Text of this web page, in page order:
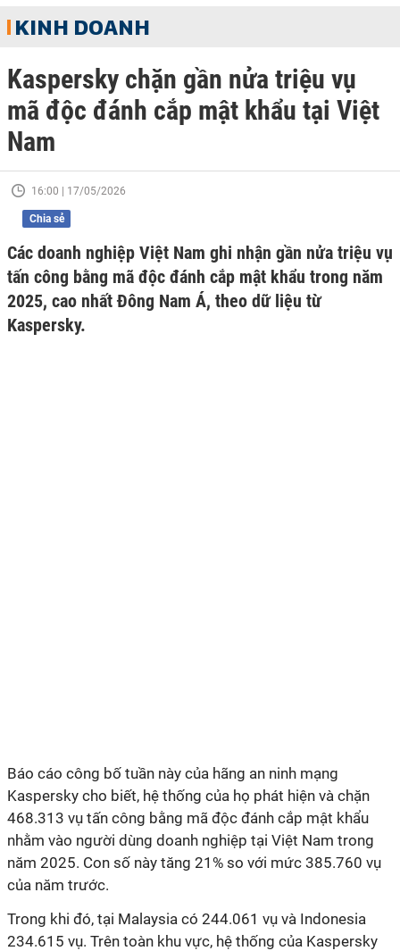
KINH DOANH
Kaspersky chặn gần nửa triệu vụ
mã độc đánh cắp mật khẩu tại Việt
Nam
16:00 | 17/05/2026
Chia sẻ
Các doanh nghiệp Việt Nam ghi nhận gần nửa triệu vụ
tấn công bằng mã độc đánh cắp mật khẩu trong năm
2025, cao nhất Đông Nam Á, theo dữ liệu từ
Kaspersky.
Báo cáo công bố tuần này của hãng an ninh mạng
Kaspersky cho biết, hệ thống của họ phát hiện và chặn
468.313 vụ tấn công bằng mã độc đánh cắp mật khẩu
nhằm vào người dùng doanh nghiệp tại Việt Nam trong
năm 2025. Con số này tăng 21% so với mức 385.760 vụ
của năm trước.
Trong khi đó, tại Malaysia có 244.061 vụ và Indonesia
234.615 vụ. Trên toàn khu vực, hệ thống của Kaspersky